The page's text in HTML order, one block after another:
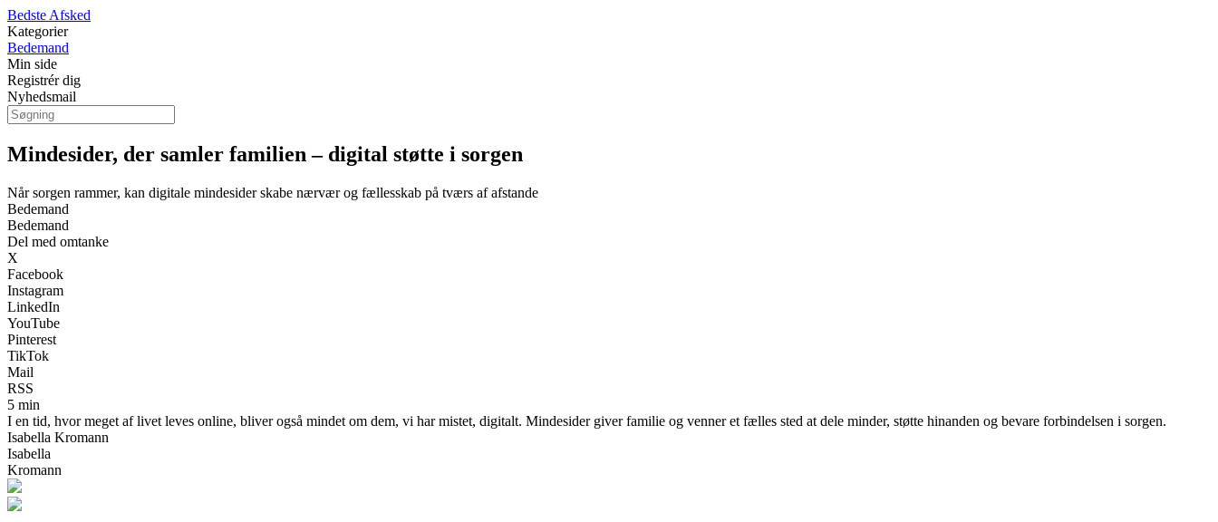
Bedste Afsked
Kategorier
Bedemand
Min side
Registrér dig
Nyhedsmail
Mindesider, der samler familien – digital støtte i sorgen
Når sorgen rammer, kan digitale mindesider skabe nærvær og fællesskab på tværs af afstande
Bedemand
Bedemand
Del med omtanke
X
Facebook
Instagram
LinkedIn
YouTube
Pinterest
TikTok
Mail
RSS
5 min
I en tid, hvor meget af livet leves online, bliver også mindet om dem, vi har mistet, digitalt. Mindesider giver familie og venner et fælles sted at dele minder, støtte hinanden og bevare forbindelsen i sorgen.
Isabella Kromann
Isabella
Kromann